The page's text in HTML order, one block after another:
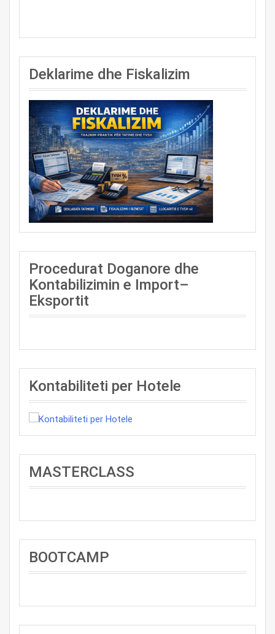
Deklarime dhe Fiskalizim
Procedurat Doganore dhe
Kontabilizimin e Import–
Eksportit
Kontabiliteti per Hotele
MASTERCLASS
BOOTCAMP